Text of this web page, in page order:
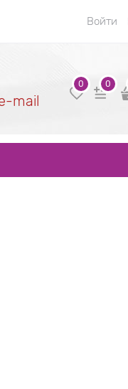
Войти
mail
0 0